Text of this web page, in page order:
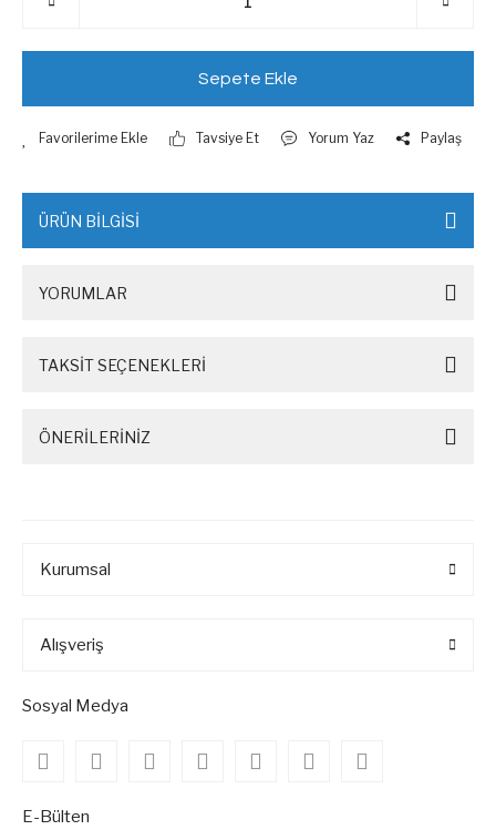
Sepete Ekle
Tavsiye Et Yorum Yaz Paylaş
ÜRÜN BİLGİSİ
YORUMLAR
TAKSİT SEÇENEKLERİ
ÖNERİLERİNİZ
Kurumsal
Alışveriş
Sosyal Medya
E-Bülten